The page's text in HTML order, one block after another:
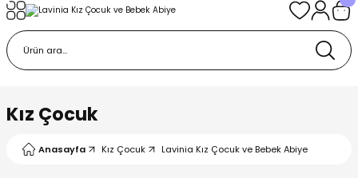
Kız Çocuk
Anasayfa Kız Çocuk Lavinia Kız Çocuk ve Bebek Abiye
Bere ve Eldiven
Ürünleri